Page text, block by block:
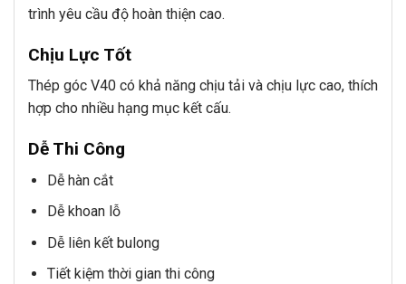
trình yêu cầu độ hoàn thiện cao.
Chịu Lực Tốt
Thép góc V40 có khả năng chịu tải và chịu lực cao, thích
hợp cho nhiều hạng mục kết cấu.
Dễ Thi Công
Dễ hàn cắt
Dễ khoan lỗ
Dễ liên kết bulong
Tiết kiệm thời gian thi công